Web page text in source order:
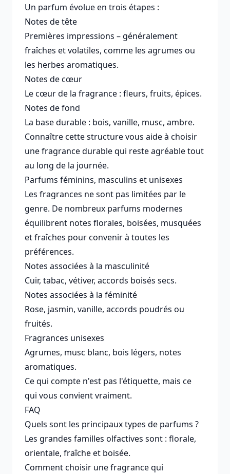
Un parfum évolue en trois étapes :
Notes de tête
Premières impressions – généralement
fraîches et volatiles, comme les agrumes ou
les herbes aromatiques.
Notes de cœur
Le cœur de la fragrance : fleurs, fruits, épices.
Notes de fond
La base durable : bois, vanille, musc, ambre.
Connaître cette structure vous aide à choisir
une fragrance durable qui reste agréable tout
au long de la journée.
Parfums féminins, masculins et unisexes
Les fragrances ne sont pas limitées par le
genre. De nombreux parfums modernes
équilibrent notes florales, boisées, musquées
et fraîches pour convenir à toutes les
préférences.
Notes associées à la masculinité
Cuir, tabac, vétiver, accords boisés secs.
Notes associées à la féminité
Rose, jasmin, vanille, accords poudrés ou
fruités.
Fragrances unisexes
Agrumes, musc blanc, bois légers, notes
aromatiques.
Ce qui compte n'est pas l'étiquette, mais ce
qui vous convient vraiment.
FAQ
Quels sont les principaux types de parfums ?
Les grandes familles olfactives sont : florale,
orientale, fraîche et boisée.
Comment choisir une fragrance qui